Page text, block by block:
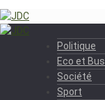
Politique
Eco et
Société
Sport